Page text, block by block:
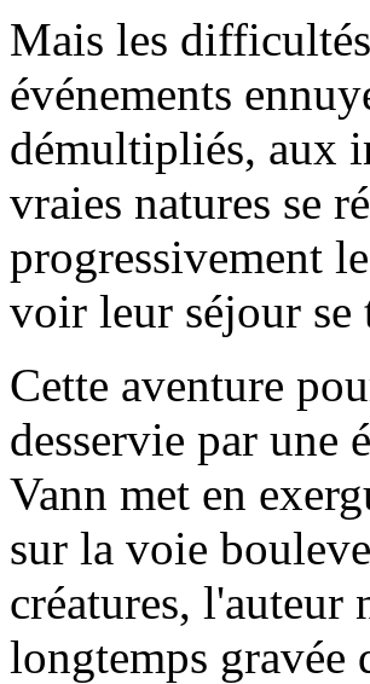
Mais les
événements
démultipliés, aux
vraies natures se
progressivement
voir leur séjour se
Cette aventure
desservie par
Vann met en
sur la voie
créatures, l'auteur
longtemps gravée